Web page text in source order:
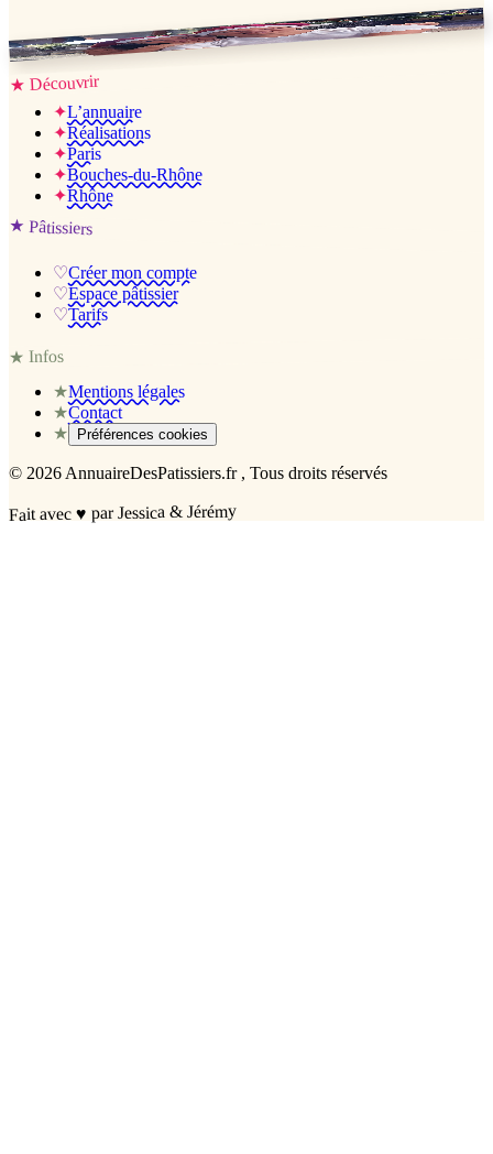
Jessica & Jérémy ♡
★ Découvrir
✦L’annuaire
✦Réalisations
✦Paris
✦Bouches-du-Rhône
✦Rhône
★ Pâtissiers
♡Créer mon compte
♡Espace pâtissier
♡Tarifs
★Infos
★Mentions légales
★Contact
★
Préférences cookies
© 2026 AnnuaireDesPatissiers.fr , Tous droits réservés
Fait avec♥ par Jessica & Jérémy